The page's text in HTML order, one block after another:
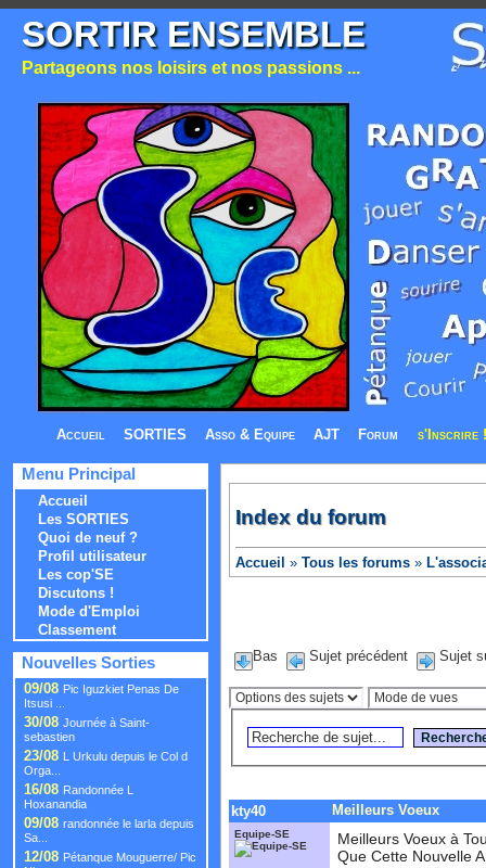
SORTIR ENSEMBLE
Partageons nos loisirs et nos passions ...
Accueil SORTIES Asso & Equipe AJT Forum s'Inscrire !
Menu Principal
Accueil
Les SORTIES
Quoi de neuf ?
Profil utilisateur
Les cop'SE
Discutons !
Mode d'Emploi
Classement
Nouvelles Sorties
09/08 Pic Iguzkiet Penas De
Itsusi ...
30/08 Journée à Saint-
sebastien
23/08 L Urkulu depuis le Col d
Orga...
16/08 Randonnée L
Hoxanandia
09/08 randonnée le larla depuis
Sa...
12/08 Pétanque Mouguerre/ Pic
Index du forum
Accueil » Tous les forums »
Bas Sujet précédent Sujet
kty40 Meilleurs Voeux
Equipe-SE
Meilleurs Voeux à
Que Cette Nouvelle